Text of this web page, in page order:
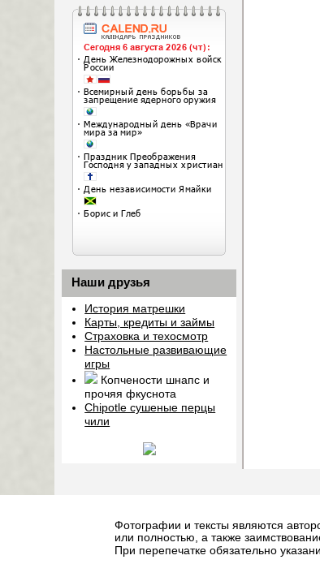
Наши друзья
История матрешки
Карты, кредиты и займы
Страховка и техосмотр
Настольные развивающие
игры
Копчености шнапс и
прочяя фкуснота
Chipotle сушеные перцы
чили
Фотографии и тексты являются
или полностью, а также
При перепечатке обязательно